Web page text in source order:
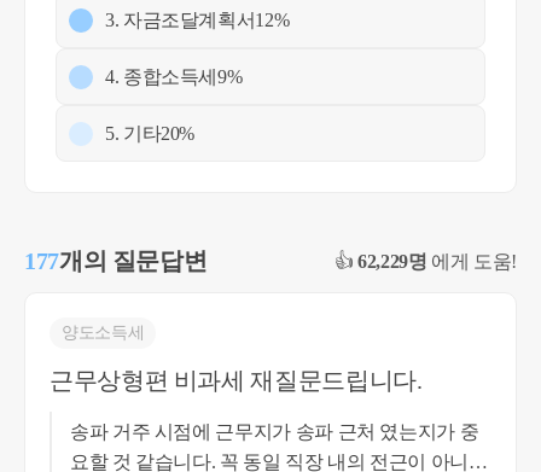
3. 자금조달계획서12%
4. 종합소득세9%
5. 기타20%
177개의 질문답변 👍62,229명 에게 도움!
양도소득세
근무상형편 비과세 재질문드립니다.
송파 거주 시점에 근무지가 송파 근처 였는지가 중
요할 것 같습니다. 꼭 동일 직장 내의 전근이 아니더